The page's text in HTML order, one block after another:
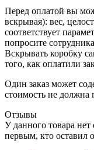
Перед оплатой вы
вскрывая): вес,
соответствует
попросите
Вскрывать коробку
того, как оплатили
Один заказ может
стоимость не должна
Отзывы
У данного товара нет
первым, кто оставил